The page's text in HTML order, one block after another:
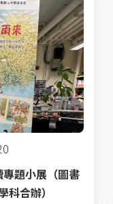
專題小展（圖書
合辦）